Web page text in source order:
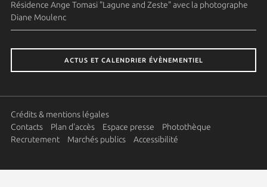
Résidence Ange Tomasi "Lagune and Zeste" avec la photographe
Diane Moulenc
ACTUS ET CALENDRIER ÉVÈNEMENTIEL
Crédits & mentions légales
Contacts
Plan d'accès Espace presse
Photothèque
Recrutement
Marchés publics Accessibilité